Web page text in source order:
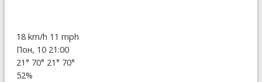
18 km/h 11 mph
Пон, 10 21:00
21° 70° 21° 70°
52%